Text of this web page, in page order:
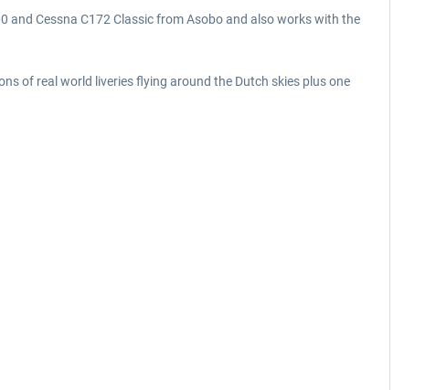
and Cessna C172 Classic from Asobo and also works with the
of real world liveries flying around the Dutch skies plus one